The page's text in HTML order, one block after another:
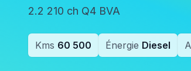
2.2 210 ch Q4 BVA
Kms 60 500 Énergie Diesel